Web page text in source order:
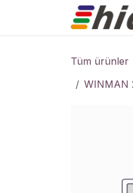
Tüm ürünler
WINMAN